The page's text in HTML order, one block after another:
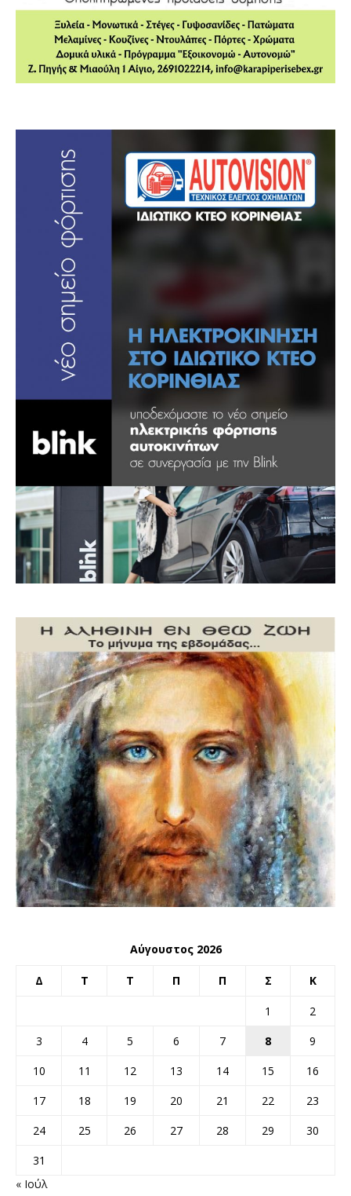
Αύγουστος 2026
Δ Τ Τ Π Π Σ Κ
1
2
3
4 5 6 7 8
9
10
11 12 13 14 15
16
17
18 19 20 21 22
23
24
25 26 27 28 29
30
31
« Ιούλ